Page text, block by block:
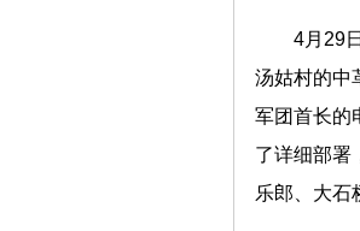
4月29
汤姑村的中
军团首长的
了详细部署
乐郎、大石